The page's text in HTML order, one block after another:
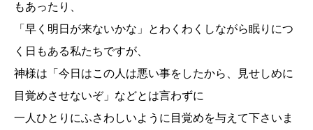
もあったり、
「早く明日が来ないかな」とわくわくしながら眠りにつ
く日もある私たちですが、
神様は「今日はこの人は悪い事をしたから、見せしめに
目覚めさせないぞ」などとは言わずに
一人ひとりにふさわしいように目覚めを与えて下さいま